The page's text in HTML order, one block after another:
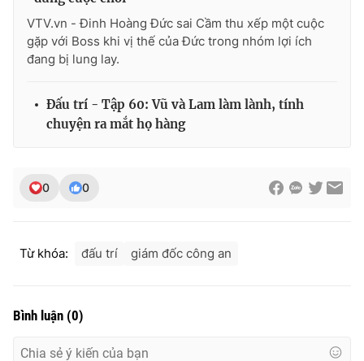
VTV.vn - Đinh Hoàng Đức sai Cầm thu xếp một cuộc
gặp với Boss khi vị thế của Đức trong nhóm lợi ích
đang bị lung lay.
Đấu trí - Tập 60: Vũ và Lam làm lành, tính
chuyện ra mắt họ hàng
0 0
Từ khóa: đấu trí giám đốc công an
Bình luận (0)